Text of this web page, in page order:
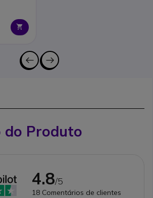
do Produto
4.8/5
18 Comentários de clientes